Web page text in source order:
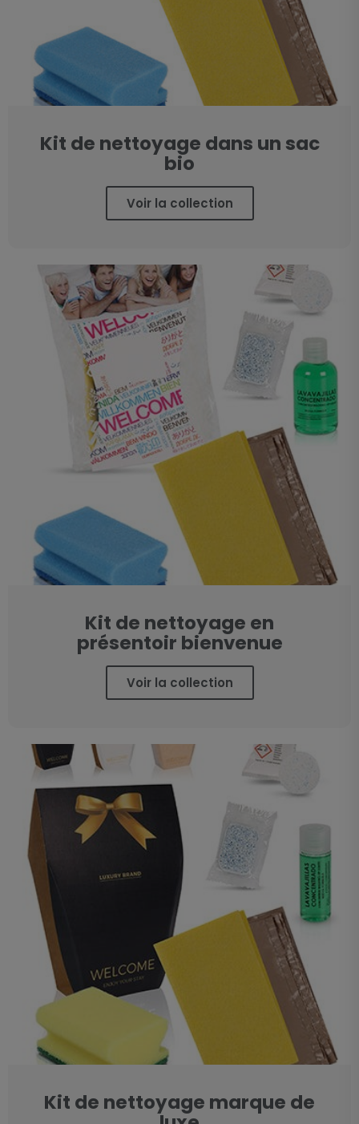
Kit de nettoyage dans un sac
bio
Voir la collection
Kit de nettoyage en
présentoir bienvenue
Voir la collection
Kit de nettoyage marque de